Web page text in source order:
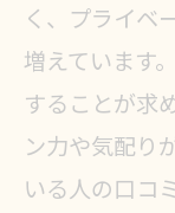
く、プライベ
増えています
することが求
ン力や気配り
いる人の口コ